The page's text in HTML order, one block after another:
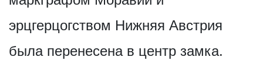
эрцгерцогством Нижняя Австрия
была перенесена в центр замка.